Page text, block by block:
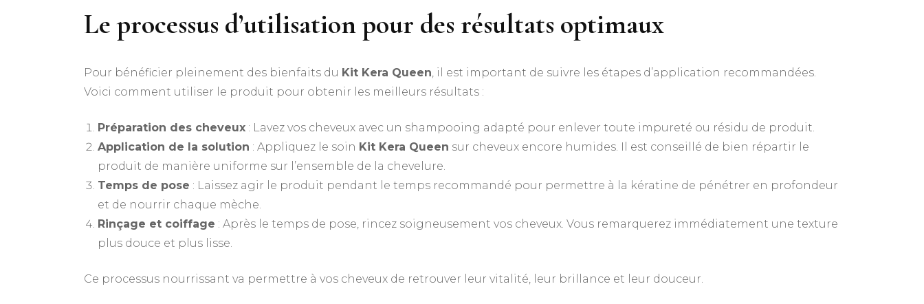
Le processus d’utilisation pour des résultats optimaux
Pour bénéficier pleinement des bienfaits du Kit Kera Queen, il est important de suivre les étapes d’application recommandées.
Voici comment utiliser le produit pour obtenir les meilleurs résultats :
Préparation des cheveux : Lavez vos cheveux avec un shampooing adapté pour enlever toute impureté ou résidu de produit.
Application de la solution : Appliquez le soin Kit Kera Queen sur cheveux encore humides. Il est conseillé de bien répartir le
produit de manière uniforme sur l’ensemble de la chevelure.
Temps de pose : Laissez agir le produit pendant le temps recommandé pour permettre à la kératine de pénétrer en profondeur
et de nourrir chaque mèche.
Rinçage et coiffage : Après le temps de pose, rincez soigneusement vos cheveux. Vous remarquerez immédiatement une texture
plus douce et plus lisse.
Ce processus nourrissant va permettre à vos cheveux de retrouver leur vitalité, leur brillance et leur douceur.